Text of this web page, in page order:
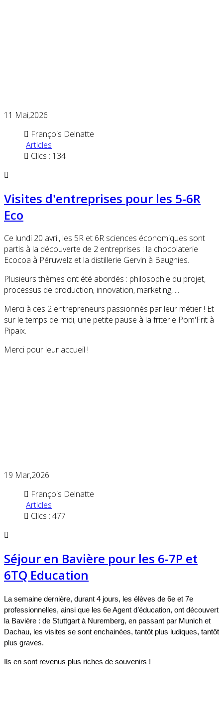
11 Mai,2026
François Delnatte
Articles
Clics : 134
Visites d'entreprises pour les 5-6R
Eco
Ce lundi 20 avril, les 5R et 6R sciences économiques sont
partis à la découverte de 2 entreprises : la chocolaterie
Ecocoa à Péruwelz et la distillerie Gervin à Baugnies.
Plusieurs thèmes ont été abordés : philosophie du projet,
processus de production, innovation, marketing, ...
Merci à ces 2 entrepreneurs passionnés par leur métier ! Et
sur le temps de midi, une petite pause à la friterie Pom'Frit à
Pipaix.
Merci pour leur accueil !
19 Mar,2026
François Delnatte
Articles
Clics : 477
Séjour en Bavière pour les 6-7P et
6TQ Education
La semaine dernière, durant 4 jours, les élèves de 6e et 7e
professionnelles, ainsi que les 6e Agent d’éducation, ont découvert
la Bavière : de Stuttgart à Nuremberg, en passant par Munich et
Dachau, les visites se sont enchainées, tantôt plus ludiques, tantôt
plus graves.
Ils en sont revenus plus riches de souvenirs !